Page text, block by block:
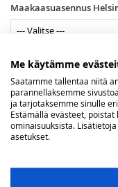
Maakaasuasennus
Kaasun tyyppi
Viimeistely
Me käytämme
Saatamme tallentaa niitä
parannellaksemme
ja tarjotaksemme sinulle
Estämällä evästeet,
ominaisuuksista.
asetukset.